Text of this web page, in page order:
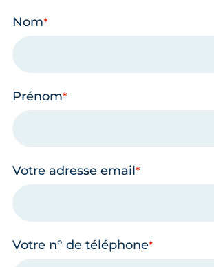
Nom
Prénom
Votre adresse email
Votre n° de téléphone